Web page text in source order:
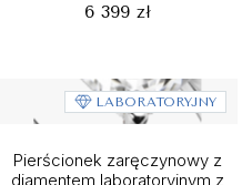
6 399 zł
LABORATORYJNY
Pierścionek zaręczynowy z
diamentem laboratoryjnym z